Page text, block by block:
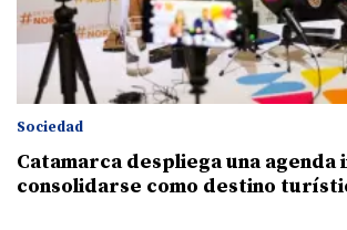
Sociedad
Catamarca despliega una
consolidarse como destino